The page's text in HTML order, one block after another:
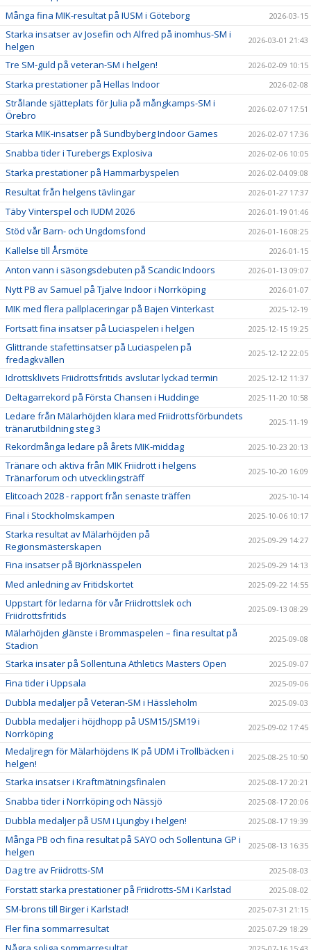
Många fina MIK-resultat på IUSM i Göteborg 2026-03-15
Starka insatser av Josefin och Alfred på inomhus-SM i
helgen
2026-03-01 21:43
Tre SM-guld på veteran-SM i helgen! 2026-02-09 10:15
Starka prestationer på Hellas Indoor 2026-02-08
Strålande sjätteplats för Julia på mångkamps-SM i
Örebro
2026-02-07 17:51
Starka MIK-insatser på Sundbyberg Indoor Games 2026-02-07 17:36
Snabba tider i Turebergs Explosiva 2026-02-06 10:05
Starka prestationer på Hammarbyspelen 2026-02-04 09:08
Resultat från helgens tävlingar 2026-01-27 17:37
Täby Vinterspel och IUDM 2026 2026-01-19 01:46
Stöd vår Barn- och Ungdomsfond 2026-01-16 08:25
Kallelse till Årsmöte 2026-01-15
Anton vann i säsongsdebuten på Scandic Indoors 2026-01-13 09:07
Nytt PB av Samuel på Tjalve Indoor i Norrköping 2026-01-07
MIK med flera pallplaceringar på Bajen Vinterkast 2025-12-19
Fortsatt fina insatser på Luciaspelen i helgen 2025-12-15 19:25
Glittrande stafettinsatser på Luciaspelen på
fredagkvällen
2025-12-12 22:05
Idrottsklivets Friidrottsfritids avslutar lyckad termin 2025-12-12 11:37
Deltagarrekord på Första Chansen i Huddinge 2025-11-20 10:58
Ledare från Mälarhöjden klara med Friidrottsförbundets
tränarutbildning steg 3
2025-11-19
Rekordmånga ledare på årets MIK-middag 2025-10-23 20:13
Tränare och aktiva från MIK Friidrott i helgens
Tränarforum och utvecklingsträff
2025-10-20 16:09
Elitcoach 2028 - rapport från senaste träffen 2025-10-14
Final i Stockholmskampen 2025-10-06 10:17
Starka resultat av Mälarhöjden på
Regionsmästerskapen
2025-09-29 14:27
Fina insatser på Björknässpelen 2025-09-29 14:13
Med anledning av Fritidskortet 2025-09-22 14:55
Uppstart för ledarna för vår Friidrottslek och
Friidrottsfritids
2025-09-13 08:29
Mälarhöjden glänste i Brommaspelen – fina resultat på
Stadion
2025-09-08
Starka insater på Sollentuna Athletics Masters Open 2025-09-07
Fina tider i Uppsala 2025-09-06
Dubbla medaljer på Veteran-SM i Hässleholm 2025-09-03
Dubbla medaljer i höjdhopp på USM15/JSM19 i
Norrköping
2025-09-02 17:45
Medaljregn för Mälarhöjdens IK på UDM i Trollbäcken i
helgen!
2025-08-25 10:50
Starka insatser i Kraftmätningsfinalen 2025-08-17 20:21
Snabba tider i Norrköping och Nässjö 2025-08-17 20:06
Dubbla medaljer på USM i Ljungby i helgen! 2025-08-17 19:39
Många PB och fina resultat på SAYO och Sollentuna GP i
helgen
2025-08-13 16:35
Dag tre av Friidrotts-SM 2025-08-03
Forstatt starka prestationer på Friidrotts-SM i Karlstad 2025-08-02
SM-brons till Birger i Karlstad! 2025-07-31 21:15
Fler fina sommarresultat 2025-07-29 18:29